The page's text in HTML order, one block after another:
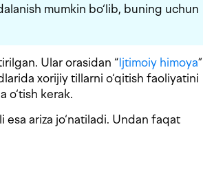
mumkin bo‘lib, buning uchun
Ular orasidan “Ijtimoiy himoya”
xorijiy tillarni o‘qitish faoliyatini
o‘tish kerak.
esa ariza jo‘natiladi. Undan faqat